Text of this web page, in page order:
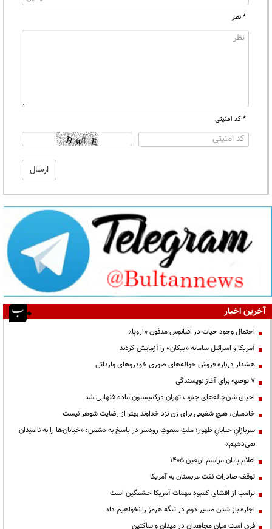
* نظر
* کد امنیتی
آخرین اخبار
احتمال وجود حیات در اقیانوس مدفون «اروپا»
آمریکا و اسرائیل سامانه «پیکان» را آزمایش کردند
هشدار درباره فروش حواله‌های صوری خودروهای وارداتی
۷ توصیه برای آغاز نویسندگی
احیای شن‌چاله‌های جنوب تهران درکمیسیون ماده ۵نهایی شد
خادمیان: هیچ شفیعی برای زن نزد خداوند بهتر از رضایت شوهر نیست
سربازانِ خیابانِ ظهور؛ ملتِ مبعوثِ رودسر در پاسخ به دشمن: «خیابان‌ها را به ناامیدان
نمی‌دهیم»
اعلام پایان مراسم اربعین ۱۴۰۵
توقف صادرات نفت عربستان به آمریکا
ترامپ از افشای کمبود مهمات آمریکا خشمگین است
اجازه باز شدن مسیر دوم در تنگه هرمز را نخواهیم داد
فرق است میان مجاهدان در میدان و ساکتین